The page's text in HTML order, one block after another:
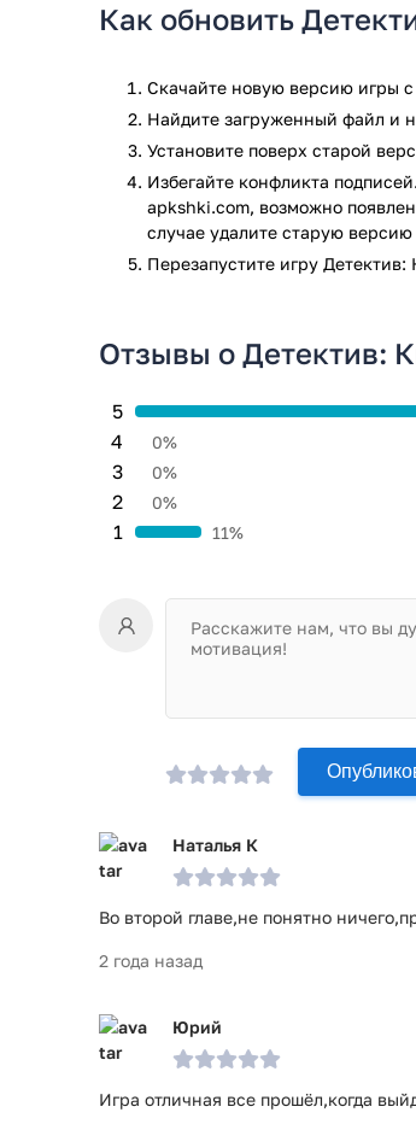
Игра Детектив: Квест Побег из Дома
проверки по всем последним
Как обновить
Скачайте новую версию игры
Найдите загруженный файл и
Установите поверх старой
Избегайте конфликта
apkshki.com, возможно
случае удалите старую
Перезапустите игру
Отзывы о Детектив:
1 11%
2 0%
3 0%
4 0%
5
Наталья К
Во второй главе,не понятно
2 года назад
Юрий
Игра отличная все прошёл,когда